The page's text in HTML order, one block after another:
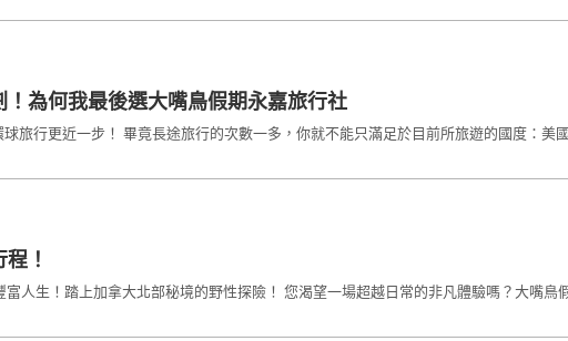
為何我最後選大嘴鳥假期永嘉旅行社
旅行更近一步！ 畢竟長途旅行的次數一多，你就不能只滿足於目前所旅遊的國度：美
！
人生！踏上加拿大北部秘境的野性探險！ 您渴望一場超越日常的非凡體驗嗎？大嘴鳥